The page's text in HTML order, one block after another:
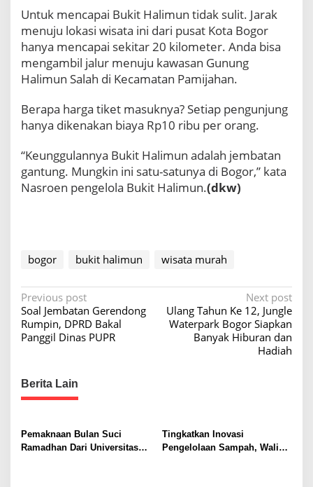
Untuk mencapai Bukit Halimun tidak sulit. Jarak
menuju lokasi wisata ini dari pusat Kota Bogor
hanya mencapai sekitar 20 kilometer. Anda bisa
mengambil jalur menuju kawasan Gunung
Halimun Salah di Kecamatan Pamijahan.
Berapa harga tiket masuknya? Setiap pengunjung
hanya dikenakan biaya Rp10 ribu per orang.
“Keunggulannya Bukit Halimun adalah jembatan
gantung. Mungkin ini satu-satunya di Bogor,” kata
Nasroen pengelola Bukit Halimun.(dkw)
bogor bukit halimun wisata murah
P
o
s
n
a
i
g
Previous post
Soal Jembatan Gerendong
Rumpin, DPRD Bakal
Panggil Dinas PUPR
Next post
Ulang Tahun Ke 12, Jungle
Waterpark Bogor Siapkan
Banyak Hiburan dan
Hadiah
Berita Lain
Pemaknaan Bulan Suci
Ramadhan Dari Universitas
Tingkatkan Inovasi
Pengelolaan Sampah, Wali